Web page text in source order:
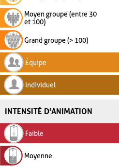
Moyen groupe (entre 30
et 100)
Grand groupe (> 100)
Équipe
Individuel
INTENSITÉ D'ANIMATION
Faible
Moyenne